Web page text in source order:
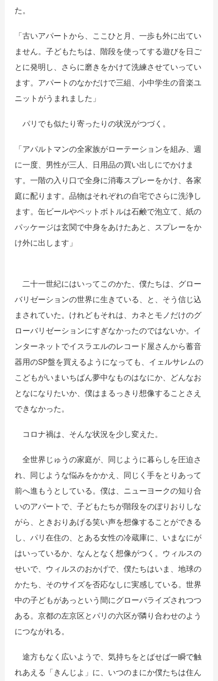
た。
「古いアパートから、ここひと月、一歩も外に出てい
ません。子どもたちは、階段を使ってする遊びを日ご
とに発明し、さらに磨きをかけて洗練させていってい
ます。アパートのなかだけで三組、小中学生の音楽ユ
ニットがうまれました」
パリでも似たり寄ったりの状況がつづく。
「アパルトマンの全家族がローテーションを組み、週
に一度、男性が三人、日用品の買い出しにでかけま
す。一階の入り口で全身に消毒スプレーをかけ、各家
庭に配ります。品物はそれぞれの自宅でさらに洗浄し
ます。缶ビールやペットボトルは石鹸で泡立て、紙の
パッケージは玄関で中身をあけたあと、スプレーをか
け外に出します」
二十一世紀にはいってこのかた、僕たちは、グロー
バリゼーションの世界に生きている、と、そう信じ込
まされていた。けれどもそれは、カネとモノだけのグ
ローバリゼーションにすぎなかったのではないか。イ
ンターネットでイスラエルのレコード屋さんから蓄音
器用のSP盤を買えるようになっても、イェルサレムの
こどもがいまいちばん夢中なものはなにか、どんなお
となになりたいか、僕はまるっきり想像することさえ
できなかった。
コロナ禍は、そんな状況を少し変えた。
全世界じゅうの家庭が、同じように暮らしを圧迫さ
れ、同じような悩みをかかえ、同じく手をとりあって
前へ進もうとしている。僕は、ニューヨークの知り合
いのアパートで、子どもたちが階段をのぼりおりしな
がら、ときおりあげる笑い声を想像することができる
し、パリ在住の、とある女性の冷蔵庫に、いまなにが
はいっているか、なんとなく想像がつく。ウィルスの
せいで、ウィルスのおかげで、僕たちはいま、地球の
かたち、そのサイズを否応なしに実感している。世界
中の子どもがあっという間にグローバライズされつつ
ある。京都の左京区とパリの六区が隣り合わせのよう
につながれる。
途方もなく広いようで、気持ちをとばせば一瞬で触
れあえる「きんじよ」に、いつのまにか僕たちは住ん